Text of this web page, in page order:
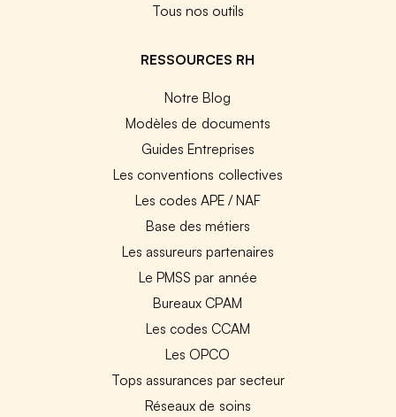
Tous nos outils
RESSOURCES RH
Notre Blog
Modèles de documents
Guides Entreprises
Les conventions collectives
Les codes APE / NAF
Base des métiers
Les assureurs partenaires
Le PMSS par année
Bureaux CPAM
Les codes CCAM
Les OPCO
Tops assurances par secteur
Réseaux de soins